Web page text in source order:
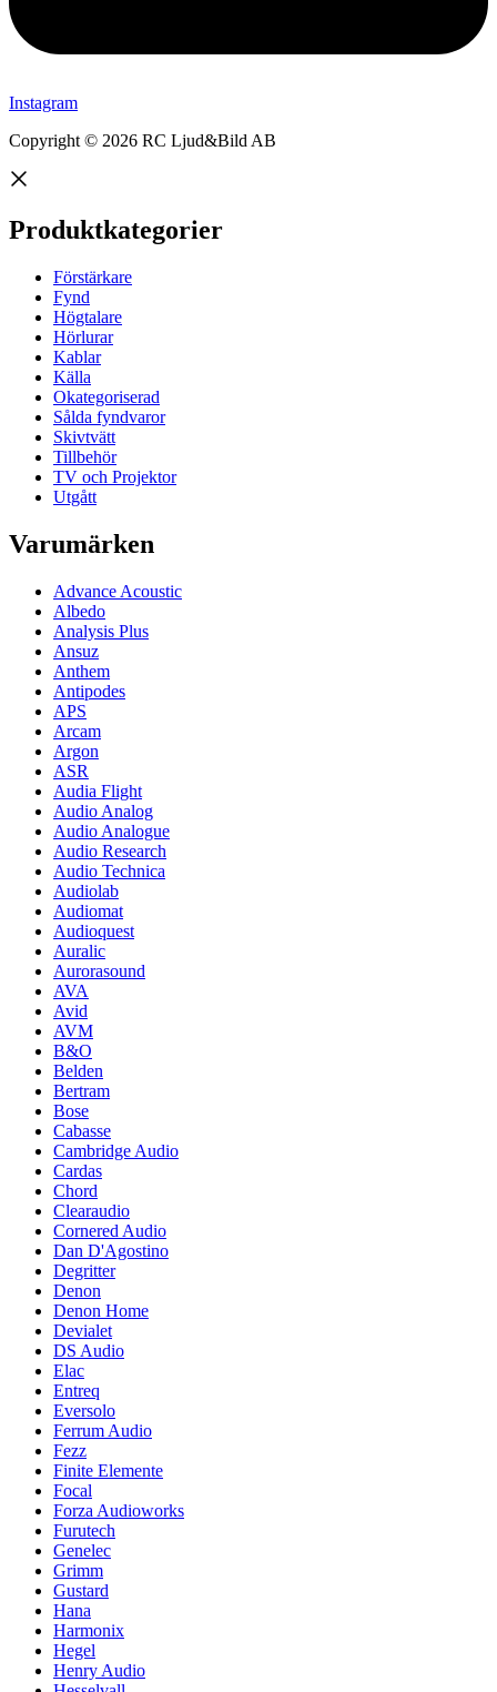
Instagram
Copyright © 2026 RC Ljud&Bild AB
Produktkategorier
Förstärkare
Fynd
Högtalare
Hörlurar
Kablar
Källa
Okategoriserad
Sålda fyndvaror
Skivtvätt
Tillbehör
TV och Projektor
Utgått
Varumärken
Advance Acoustic
Albedo
Analysis Plus
Ansuz
Anthem
Antipodes
APS
Arcam
Argon
ASR
Audia Flight
Audio Analog
Audio Analogue
Audio Research
Audio Technica
Audiolab
Audiomat
Audioquest
Auralic
Aurorasound
AVA
Avid
AVM
B&O
Belden
Bertram
Bose
Cabasse
Cambridge Audio
Cardas
Chord
Clearaudio
Cornered Audio
Dan D'Agostino
Degritter
Denon
Denon Home
Devialet
DS Audio
Elac
Entreq
Eversolo
Ferrum Audio
Fezz
Finite Elemente
Focal
Forza Audioworks
Furutech
Genelec
Grimm
Gustard
Hana
Harmonix
Hegel
Henry Audio